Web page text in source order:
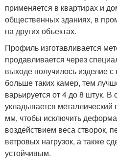
применяется в квартирах и
общественных зданиях, в
на других объектах.
Профиль изготавливается
продавливается через
выходе получилось изделие
больше таких камер, тем
варьируется от 4 до 8 штук. В
укладывается
мм, чтобы исключить
воздействием веса створок,
ветровых нагрузок, а также
устойчивым.